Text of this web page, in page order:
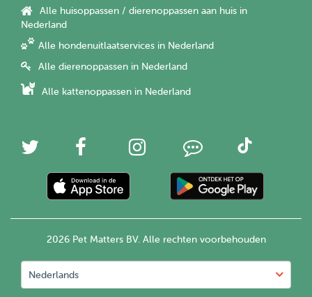
Alle huisoppassen / dierenoppassen aan huis in
Nederland
Alle hondenuitlaatservices in Nederland
Alle dierenoppassen in Nederland
Alle kattenoppassen in Nederland
2026 Pet Matters BV. Alle rechten voorbehouden
Nederlands